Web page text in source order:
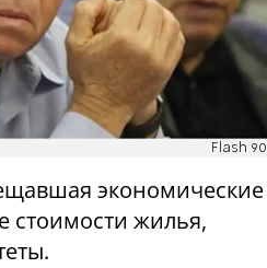
Flash 90
экономические
жилья,